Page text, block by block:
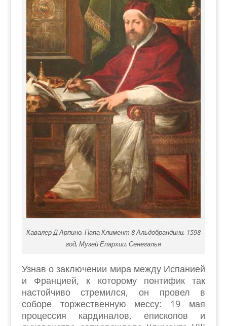
Кавалер Д Арпино, Папа Климент 8 Альдобрандини, 1598
год, Музей Епархии, Сенегалья
Узнав о заключении мира между Испанией
и Францией, к которому понтифик так
настойчиво стремился, он провел в
соборе торжественную мессу: 19 мая
процессия кардиналов, епископов и